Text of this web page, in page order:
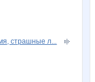
страшные л...